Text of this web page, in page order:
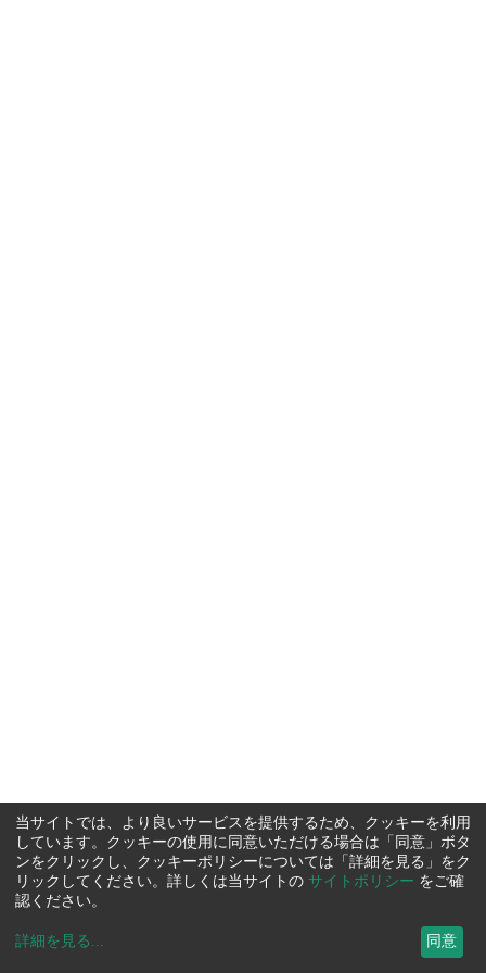
当サイトでは、より良いサービスを提供するため、クッキーを利用
しています。クッキーの使用に同意いただける場合は「同意」ボタ
ンをクリックし、クッキーポリシーについては「詳細を見る」をク
リックしてください。詳しくは当サイトの サイトポリシー をご確
認ください。
詳細を見る ... 同意